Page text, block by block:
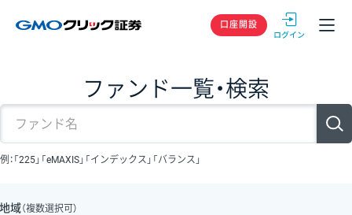
GMOクリック
口座開設
ファンド一覧・検索
例：「225」「eMAXIS」「インデックス」「バランス」
地域（複数選択可）